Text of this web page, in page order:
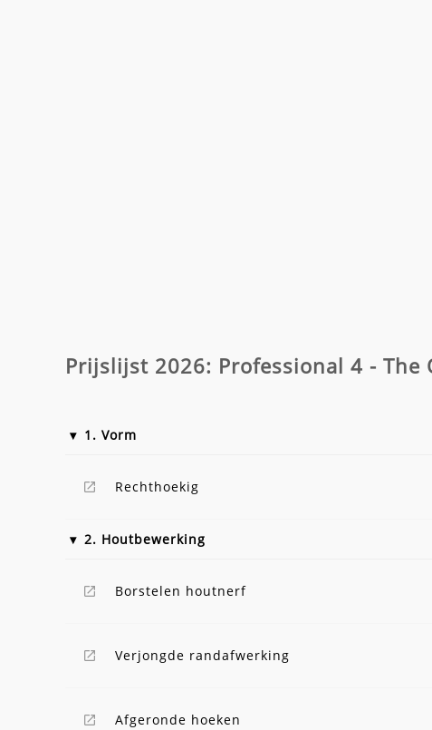
Prijslijst 2026: Professional 4 - The
1. Vorm
Rechthoekig
2. Houtbewerking
Borstelen houtnerf
Verjongde randafwerking
Afgeronde hoeken